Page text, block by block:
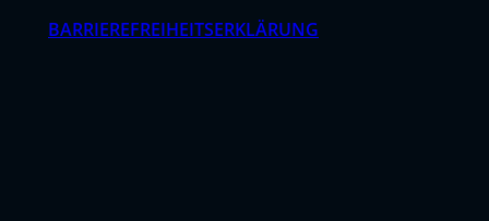
BARRIEREFREIHEITSERKLÄRUNG